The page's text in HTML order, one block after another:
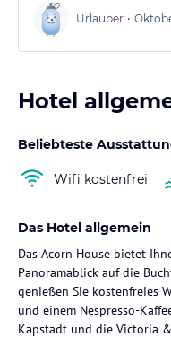
Urlauber •
Hotel
Beliebteste
Wifi kostenfrei
Das Hotel allgemein
Das Acorn House bietet
Panoramablick auf die
genießen Sie kostenfreies
und einem Nespresso-
Kapstadt und die Victoria